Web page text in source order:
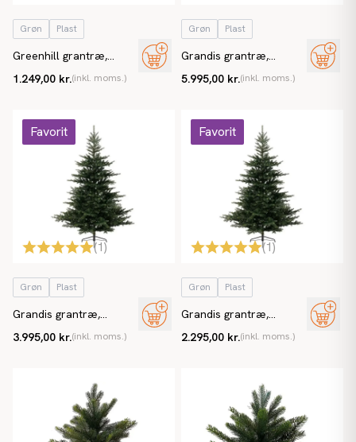
Grøn Plast
Greenhill grantræ,
1.249,00 kr.(inkl. moms.)
Grøn Plast
Grandis grantræ,
kunstigt juletræ
5.995,00 kr.(inkl. moms.)
Favorit
(1)
Grøn Plast
Grandis grantræ,
kunstigt juletræ
3.995,00 kr.(inkl. moms.)
Favorit
(1)
Grøn Plast
Grandis grantræ,
kunstigt juletræ
2.295,00 kr.(inkl. moms.)